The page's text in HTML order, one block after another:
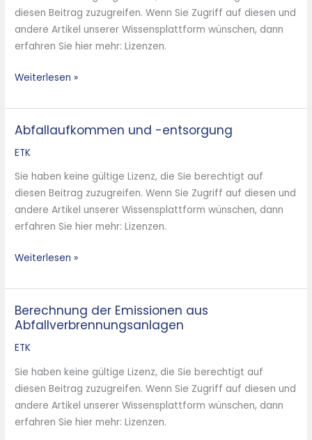
diesen Beitrag zuzugreifen. Wenn Sie Zugriff auf diesen und
andere Artikel unserer Wissensplattform wünschen, dann
erfahren Sie hier mehr: Lizenzen.
Deutschland
Weiterlesen »
Abfallaufkommen und -entsorgung
ETK
Sie haben keine gültige Lizenz, die Sie berechtigt auf
diesen Beitrag zuzugreifen. Wenn Sie Zugriff auf diesen und
andere Artikel unserer Wissensplattform wünschen, dann
erfahren Sie hier mehr: Lizenzen.
Abfallaufkommen
und
entsorgung
Weiterlesen »
Berechnung der Emissionen aus
Abfallverbrennungsanlagen
ETK
Sie haben keine gültige Lizenz, die Sie berechtigt auf
diesen Beitrag zuzugreifen. Wenn Sie Zugriff auf diesen und
andere Artikel unserer Wissensplattform wünschen, dann
erfahren Sie hier mehr: Lizenzen.
Berechnung
der
Emissionen
Abfallverbrennungsanlagen